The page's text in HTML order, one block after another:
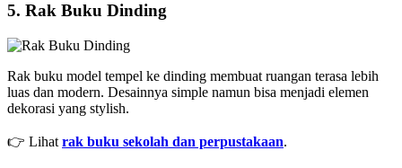
5. Rak Buku Dinding
Rak buku model tempel ke dinding membuat ruangan terasa lebih
luas dan modern. Desainnya simple namun bisa menjadi elemen
dekorasi yang stylish.
👉 Lihat rak buku sekolah dan perpustakaan.